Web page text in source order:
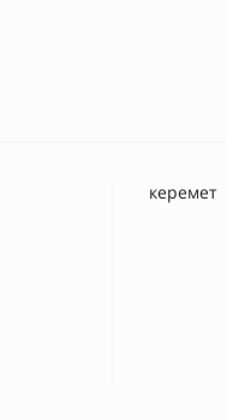
керемет